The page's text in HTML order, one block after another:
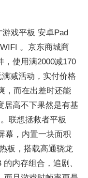
戏平板 安卓Pad
。京东商城商
，使用满2000减170
减活动，实付价格
，而在出差时还能
居高不下果然是有基
联想拯救者平板
幕，内置一块面积
板，搭载高通骁龙
内存组合，追剧、